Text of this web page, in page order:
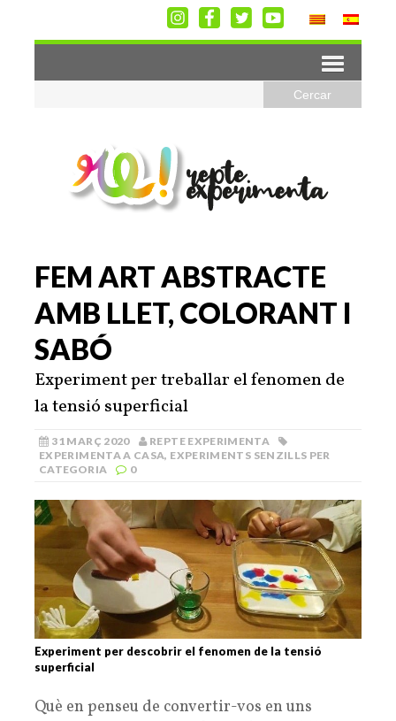
FEM ART ABSTRACTE
AMB LLET, COLORANT I
SABÓ
Experiment per treballar el fenomen de
la tensió superficial
31 MARÇ 2020
REPTE EXPERIMENTA
EXPERIMENTA A CASA, EXPERIMENTS SENZILLS PER
CATEGORIA
0
Experiment per descobrir el fenomen de la tensió
superficial
Què en penseu de convertir-vos en uns